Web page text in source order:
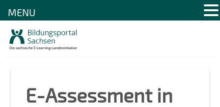
E-Assessment in
MENU